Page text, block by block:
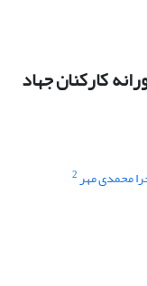
کارکنان جهاد
محمدی مهر2